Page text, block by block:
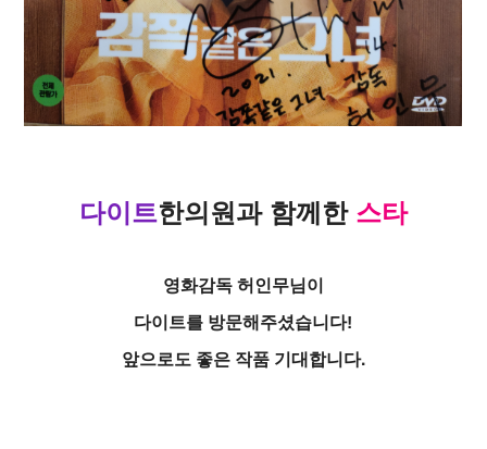
다이트한의원 과함께한 스타
영화감독 허인무님이
다이트를 방문해주셨습니다!
앞으로도 좋은 작품 기대합니다.